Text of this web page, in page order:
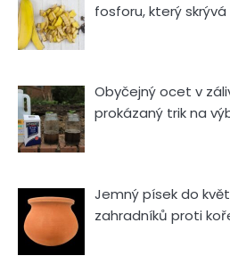
fosforu, který
Obyčejný ocet v
prokázaný trik na
Jemný písek do
zahradníků proti